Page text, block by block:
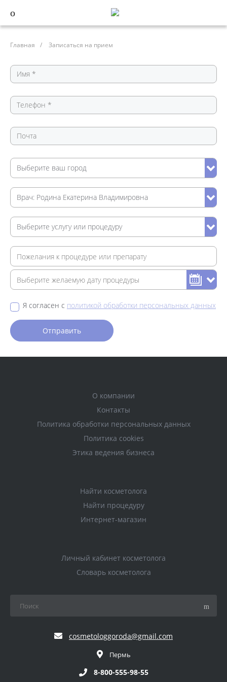
Главная / Записаться на прием
Я согласен с политикой обработки персональных данных
О компании
Контакты
Политика обработки персональных данных
Политика cookies
Этика ведения бизнеса
Найти косметолога
Найти процедуру
Интернет-магазин
Личный кабинет косметолога
Словарь косметолога
cosmetologgoroda@gmail.com
Пермь
8-800-555-98-55